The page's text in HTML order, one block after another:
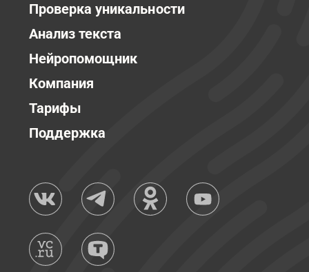
Проверка уникальности
Анализ текста
Нейропомощник
Компания
Тарифы
Поддержка